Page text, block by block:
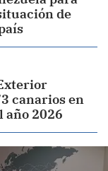
de
canarios en
año 2026